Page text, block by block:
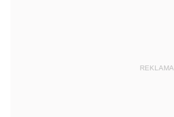
REKLAMA